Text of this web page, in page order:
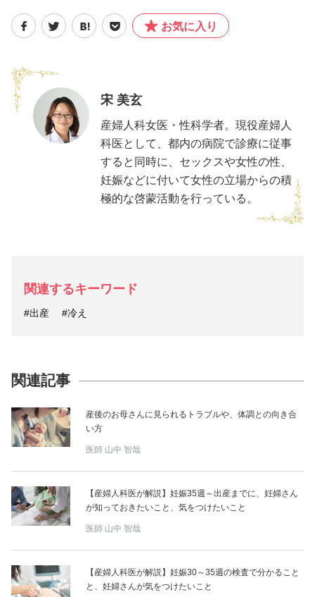
お気に入り
宋 美玄
産婦人科女医・性科学者。現役産婦人
科医として、都内の病院で診療に従事
すると同時に、セックスや女性の性、
妊娠などに付いて女性の立場からの積
極的な啓蒙活動を行っている。
関連するキーワード
#出産 #冷え
関連記事
産後のお母さんに見られるトラブルや、体調との向き合
い方
医師 山中 智哉
【産婦人科医が解説】妊娠35週～出産までに、妊婦さん
が知っておきたいこと、気をつけたいこと
医師 山中 智哉
【産婦人科医が解説】妊娠30～35週の検査で分かること
と、妊婦さんが気をつけたいこと